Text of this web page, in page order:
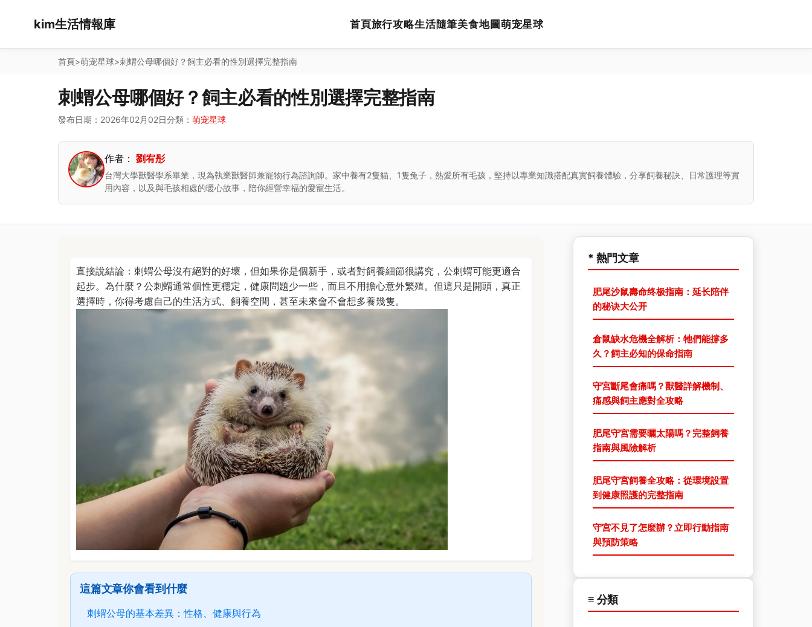
kim生活情報庫 首頁旅行攻略生活隨筆美食地圖萌宠星球
首頁>萌宠星球>刺蝟公母哪個好？飼主必看的性別選擇完整指南
刺蝟公母哪個好？飼主必看的性別選擇完整指南
發布日期：2026年02月02日分類： 萌宠星球
作者： 劉宥彤
台灣大學獸醫學系畢業，現為執業獸醫師兼寵物行為諮詢師。家中養有2隻貓、1隻兔子，熱愛所有毛孩，堅持以專業知識搭配真實飼養體驗，分享飼養秘訣、日常護理等實
用內容，以及與毛孩相處的暖心故事，陪你經營幸福的愛寵生活。
直接說結論：刺蝟公母沒有絕對的好壞，但如果你是個新手，或者對飼養細節很講究，公刺蝟可能更適合
起步。為什麼？公刺蝟通常個性更穩定，健康問題少一些，而且不用擔心意外繁殖。但這只是開頭，真正
選擇時，你得考慮自己的生活方式、飼養空間，甚至未來會不會想多養幾隻。
這篇文章你會看到什麼
刺蝟公母的基本差異：性格、健康與行為
* 熱門文章
肥尾沙鼠壽命终极指南：延长陪伴
的秘诀大公开
倉鼠缺水危機全解析：牠們能撐多
久？飼主必知的保命指南
守宮斷尾會痛嗎？獸醫詳解機制、
痛感與飼主應對全攻略
肥尾守宮需要曬太陽嗎？完整飼養
指南與風險解析
肥尾守宮飼養全攻略：從環境設置
到健康照護的完整指南
守宮不見了怎麼辦？立即行動指南
與預防策略
≡ 分類